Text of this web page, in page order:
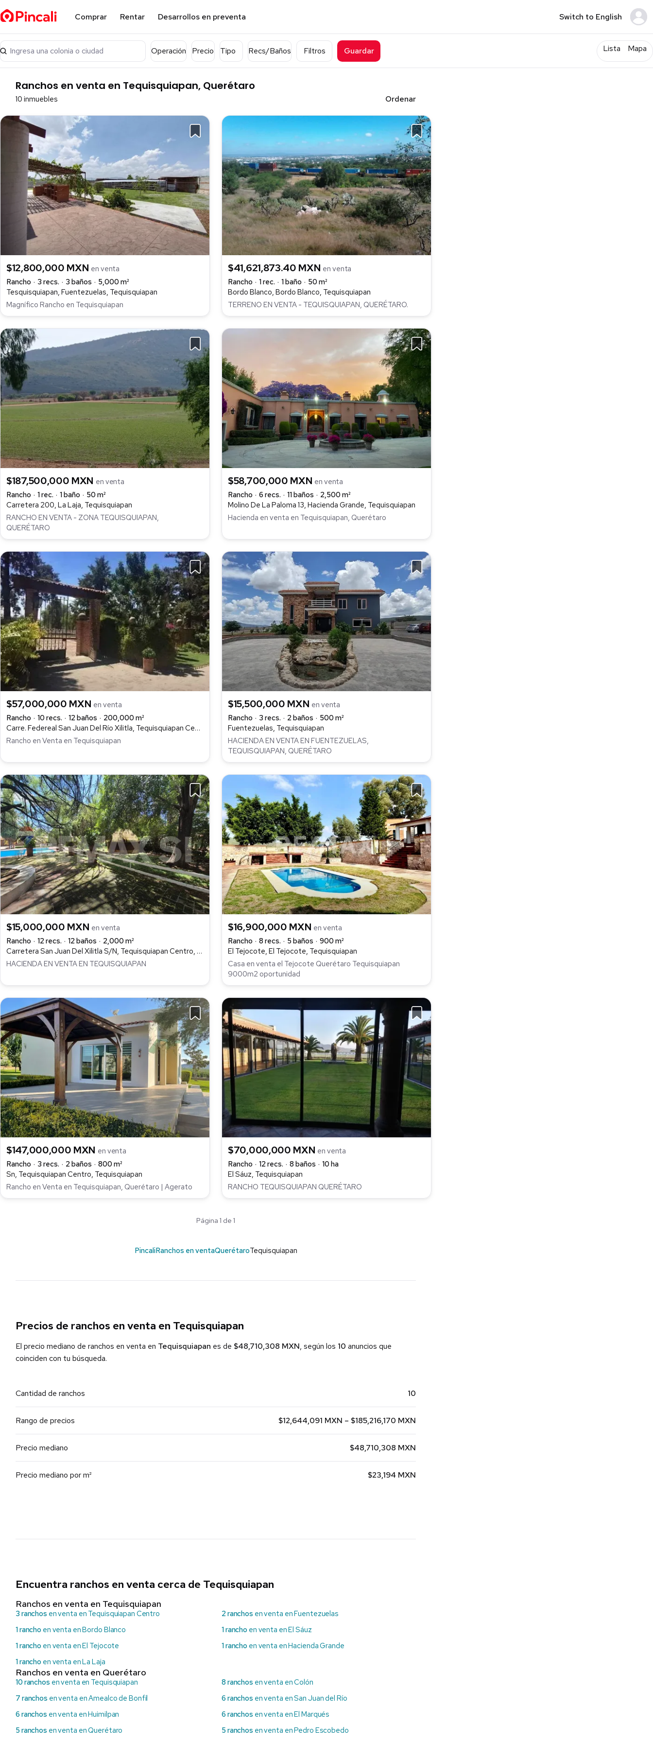
Comprar Rentar Desarrollos en preventa Switch to English
Ingresa una colonia o ciudad Operación Precio Tipo Recs/Baños Filtros Guardar Lista Mapa
Ranchos en venta en Tequisquiapan, Querétaro
10 inmuebles Ordenar
$12,800,000 MXN en venta
Rancho
3 recs. 3 baños
5,000 m²
Tesquisquiapan, Fuentezuelas, Tequisquiapan
Magnífico Rancho en Tequisquiapan
$41,621,873.40 MXN en venta
Rancho
1 rec. 1 baño
50 m²
Bordo Blanco, Bordo Blanco, Tequisquiapan
TERRENO EN VENTA - TEQUISQUIAPAN, QUERÉTARO.
$187,500,000 MXN en venta
Rancho
1 rec. 1 baño
50 m²
Carretera 200, La Laja, Tequisquiapan
RANCHO EN VENTA - ZONA TEQUISQUIAPAN,
QUERÉTARO
$58,700,000 MXN en venta
Rancho
6 recs. 11 baños
2,500 m²
Molino De La Paloma 13, Hacienda Grande, Tequisquiapan
Hacienda en venta en Tequisquiapan, Querétaro
$57,000,000 MXN en venta
Rancho
10 recs. 12 baños
200,000 m²
Carre. Federeal San Juan Del Río Xilitla, Tequisquiapan Centro, Tequisquiapan
Rancho en Venta en Tequisquiapan
$15,500,000 MXN en venta
Rancho
3 recs. 2 baños
500 m²
Fuentezuelas, Tequisquiapan
HACIENDA EN VENTA EN FUENTEZUELAS,
TEQUISQUIAPAN, QUERÉTARO
$15,000,000 MXN en venta
Rancho
12 recs. 12 baños
2,000 m²
Carretera San Juan Del Xilitla S/N, Tequisquiapan Centro, Tequisquiapan
HACIENDA EN VENTA EN TEQUISQUIAPAN
$16,900,000 MXN en venta
Rancho
8 recs. 5 baños
900 m²
El Tejocote, El Tejocote, Tequisquiapan
Casa en venta el Tejocote Querétaro Tequisquiapan
9000m2 oportunidad
$147,000,000 MXN en venta
Rancho
3 recs. 2 baños
800 m²
Sn, Tequisquiapan Centro, Tequisquiapan
Rancho en Venta en Tequisquiapan, Querétaro | Agerato
$70,000,000 MXN en venta
Rancho
12 recs. 8 baños
10 ha
El Sáuz, Tequisquiapan
RANCHO TEQUISQUIAPAN QUERÉTARO
Página 1 de 1
PincaliRanchos en ventaQuerétaroTequisquiapan
Precios de ranchos en venta en Tequisquiapan
El precio mediano de ranchos en venta en Tequisquiapan es de $48,710,308 MXN, según los 10 anuncios que
coinciden con tu búsqueda.
Cantidad de ranchos 10
Rango de precios $12,644,091 MXN – $185,216,170 MXN
Precio mediano $48,710,308 MXN
Precio mediano por m² $23,194 MXN
Encuentra ranchos en venta cerca de Tequisquiapan
Ranchos en venta en Tequisquiapan
3 ranchos en venta en Tequisquiapan Centro 2 ranchos en venta en Fuentezuelas
1 rancho en venta en Bordo Blanco 1 rancho en venta en El Sáuz
1 rancho en venta en El Tejocote 1 rancho en venta en Hacienda Grande
1 rancho en venta en La Laja
Ranchos en venta en Querétaro
10 ranchos en venta en Tequisquiapan 8 ranchos en venta en Colón
7 ranchos en venta en Amealco de Bonfil 6 ranchos en venta en San Juan del Río
6 ranchos en venta en Huimilpan 6 ranchos en venta en El Marqués
5 ranchos en venta en Querétaro 5 ranchos en venta en Pedro Escobedo